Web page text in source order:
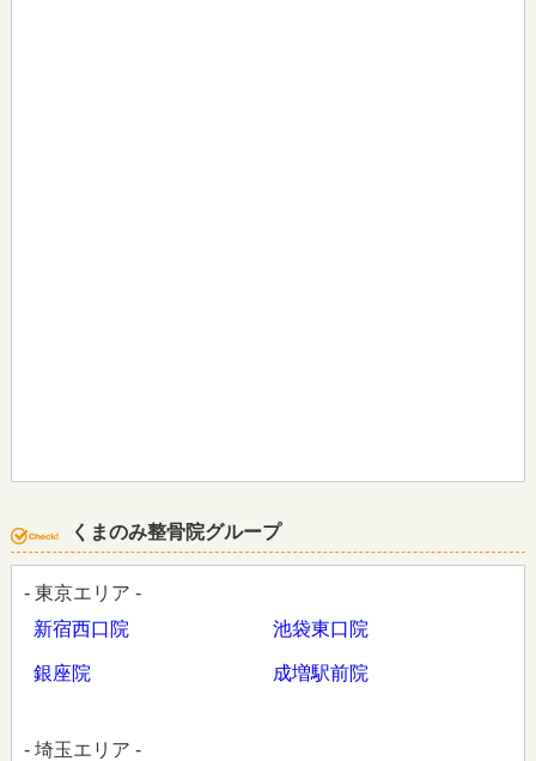
くまのみ整骨院グループ
- 東京エリア -
新宿西口院
池袋東口院
銀座院 成増駅前院
- 埼玉エリア -